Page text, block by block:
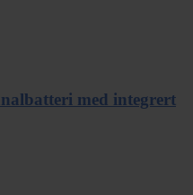
med integrert